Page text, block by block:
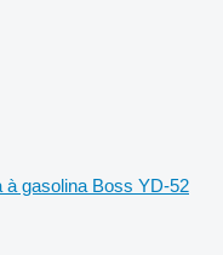
à gasolina Boss YD-52